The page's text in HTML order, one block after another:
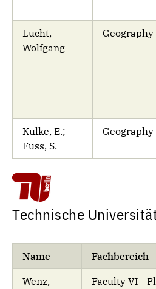
Lucht,
Wolfgang
Geography
Kulke, E.;
Fuss, S.
Geography
Technische
Name Fachbereich
Wenz,
Faculty VI -